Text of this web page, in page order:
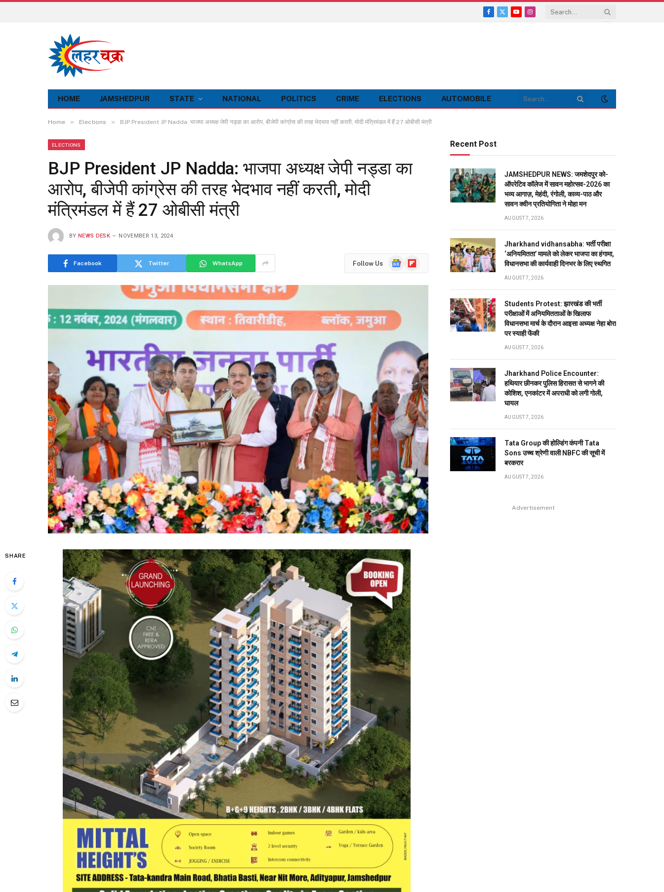
Facebook
X
YouTubeInstagram
HOME JAMSHEDPUR STATE NATIONAL POLITICS CRIME ELECTIONS AUTOMOBILE
Home » Elections » BJP President JP Nadda: भाजपा अध्यक्ष जेपी नड्डा का आरोप, बीजेपी कांग्रेस की तरह भेदभाव नहीं करती, मोदी मंत्रिमंडल में हैं 27 ओबीसी मंत्री
ELECTIONS
BJP President JP Nadda: भाजपा अध्यक्ष जेपी नड्डा का
आरोप, बीजेपी कांग्रेस की तरह भेदभाव नहीं करती, मोदी
मंत्रिमंडल में हैं 27 ओबीसी मंत्री
BY NEWS DESK NOVEMBER 13, 2024
Facebook Twitter WhatsApp Follow Us
GoogleFlipboard
SHARE
Recent Post
JAMSHEDPUR NEWS: जमशेदपुर को-
ऑपरेटिव कॉलेज में सावन महोत्सव-2026 का
भव्य आगाज़, मेहंदी, रंगोली, काव्य-पाठ और
सावन क्वीन प्रतियोगिता ने मोहा मन
AUGUST 7, 2026
Jharkhand vidhansabha: भर्ती परीक्षा
‘अनियमितता’ मामले को लेकर भाजपा का हंगामा,
विधानसभा की कार्यवाही दिनभर के लिए स्थगित
AUGUST 7, 2026
Students Protest: झारखंड की भर्ती
परीक्षाओं में अनियमितताओं के खिलाफ
विधानसभा मार्च के दौरान आइसा अध्यक्ष नेहा बोरा
पर स्याही फेंकी
AUGUST 7, 2026
Jharkhand Police Encounter:
हथियार छीनकर पुलिस हिरासत से भागने की
कोशिश, एनकांटर में अपराधी को लगी गोली,
घायल
AUGUST 7, 2026
Tata Group की होल्डिंग कंपनी Tata
Sons उच्च श्रेणी वाली NBFC की सूची में
बरकरार
AUGUST 7, 2026
Advertisement